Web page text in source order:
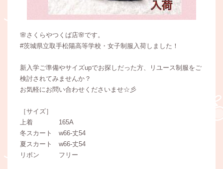
🌸さくらやつくば店🌸です。
#茨城県立取手松陽高等学校・女子制服入荷しました！
新入学ご準備やサイズupでお探しだった方、リユース制服をご
検討されてみませんか？
お気軽にお問い合わせくださいませ☆彡
［サイズ］
上着 165A
冬スカート w66-丈54
夏スカート w66-丈54
リボン フリー